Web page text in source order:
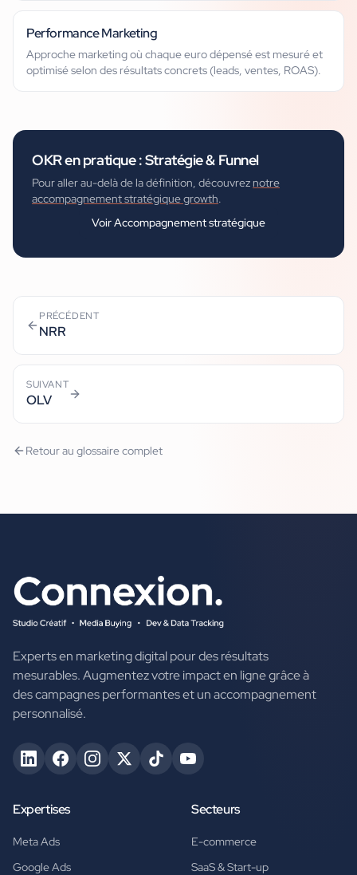
Performance Marketing
Approche marketing où chaque euro dépensé est mesuré et
optimisé selon des résultats concrets (leads, ventes, ROAS).
OKRen pratique :Stratégie & Funnel
Pour aller au-delà de la définition, découvrez notre
accompagnement stratégique growth.
VoirAccompagnement stratégique
PRÉCÉDENT
NRR
SUIVANT
OLV
Retour au glossaire complet
Experts en marketing digital pour des résultats
mesurables. Augmentez votre impact en ligne grâce à
des campagnes performantes et un accompagnement
personnalisé.
Expertises
Meta Ads
Google Ads
Secteurs
E-commerce
SaaS & Start-up